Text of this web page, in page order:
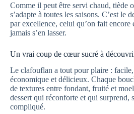
Comme il peut être servi chaud, tiède
s’adapte à toutes les saisons. C’est le
par excellence, celui qu’on fait encore
jamais s’en lasser.
Un vrai coup de cœur sucré à
Le clafouflan a tout pour plaire : facile,
économique et délicieux. Chaque
de textures entre fondant, fruité et
dessert qui réconforte et qui surprend,
compliqué.